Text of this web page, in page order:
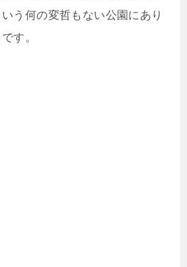
う何の変哲もない公園にあり
す。